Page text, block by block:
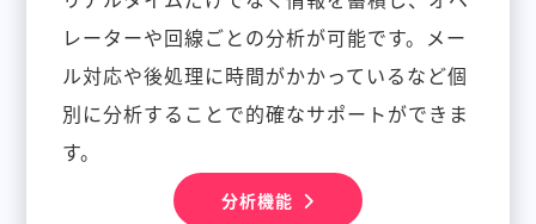
レーターや回線ごとの分析が可能です。メー
ル対応や後処理に時間がかかっているなど個
別に分析することで的確なサポートができま
す。
分析機能